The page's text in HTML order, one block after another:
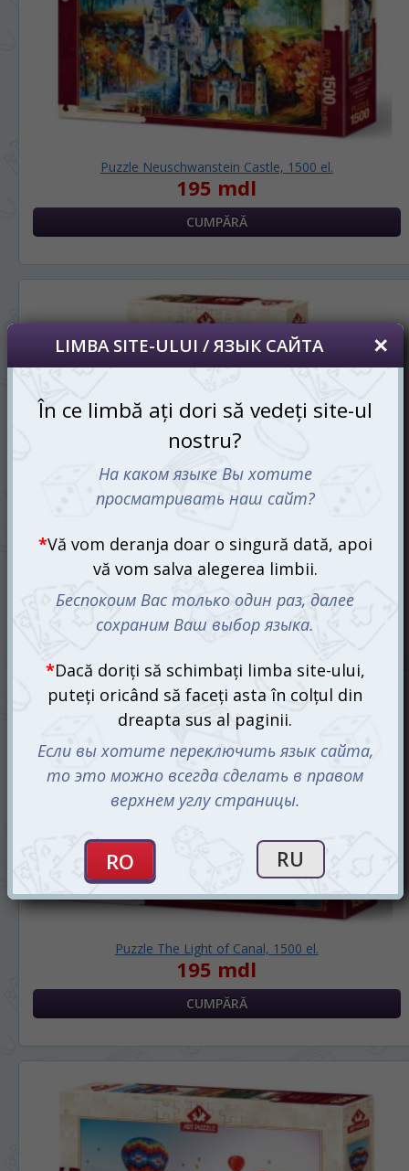
Puzzle Neuschwanstein Castle, 1500 el.
195 mdl
Puzzle The Walk on Park, 1500 el.
195 mdl
Puzzle The Light of Canal, 1500 el.
195 mdl